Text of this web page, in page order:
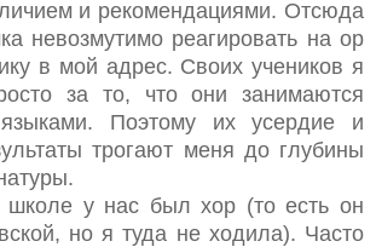
и рекомендациями. Отсюда
невозмутимо реагировать на ор
в мой адрес. Своих учеников я
за то, что они занимаются
Поэтому их усердие и
трогают меня до глубины
школе у нас был хор (то есть он
но я туда не ходила). Часто